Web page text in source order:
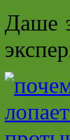
Даше